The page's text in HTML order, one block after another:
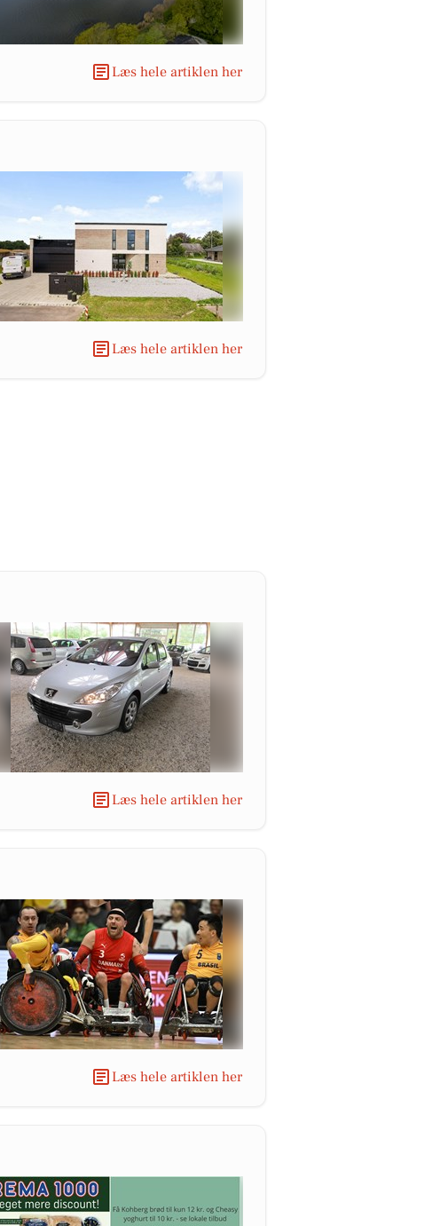
Læs hele artiklen her
Læs hele artiklen her
Læs hele artiklen her
Læs hele artiklen her